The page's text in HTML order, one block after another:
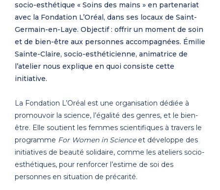
socio-esthétique « Soins des mains » en partenariat
avec la Fondation L’Oréal, dans ses locaux de Saint-
Germain-en-Laye. Objectif : offrir un moment de soin
et de bien-être aux personnes accompagnées. Émilie
Sainte-Claire, socio-esthéticienne, animatrice de
l’atelier nous explique en quoi consiste cette
initiative.
La Fondation L’Oréal est une organisation dédiée à
promouvoir la science, l’égalité des genres, et le bien-
être. Elle soutient les femmes scientifiques à travers le
programme For Women in Scienceet développe des
initiatives de beauté solidaire, comme les ateliers socio-
esthétiques, pour renforcer l’estime de soi des
personnes en situation de précarité.